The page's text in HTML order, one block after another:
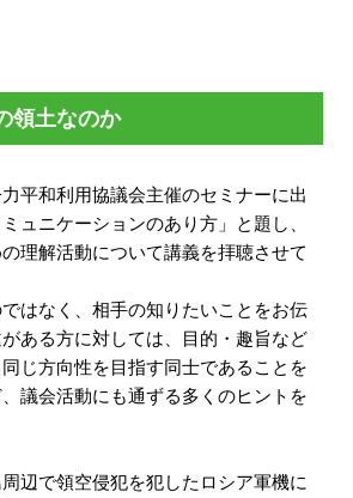
領土なのか
平和利用協議会主催のセミナーに出
ュニケーションのあり方」と題し、
理解活動について講義を拝聴させて
はなく、相手の知りたいことをお伝
ある方に対しては、目的・趣旨など
じ方向性を目指す同士であることを
議会活動にも通ずる多くのヒントを
辺で領空侵犯を犯したロシア軍機に